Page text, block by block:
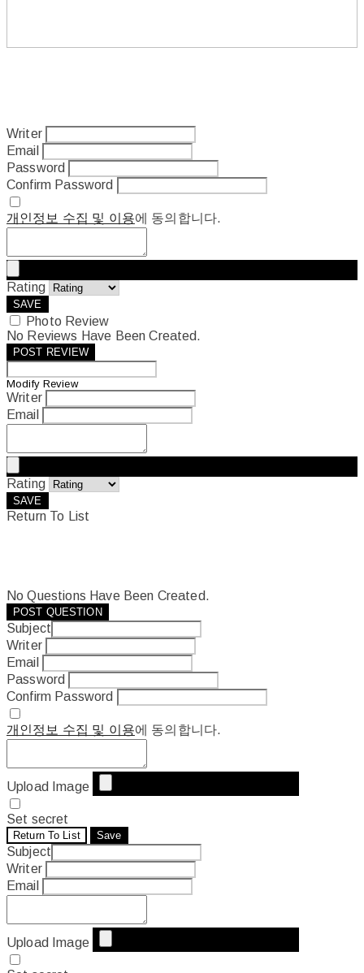
Writer
Email
Password
Confirm Password
개인정보 수집 및 이용에 동의합니다.
Rating
SAVE
Photo Review
No Reviews Have Been Created.
POST REVIEW
Modify Review
Writer
Email
Rating
SAVE
Return To List
No Questions Have Been Created.
POST QUESTION
Subject
Writer
Email
Password
Confirm Password
개인정보 수집 및 이용에 동의합니다.
Upload Image
Set secret
Return To List Save
Subject
Writer
Email
Upload Image